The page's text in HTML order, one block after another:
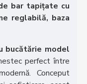
bar tapițate cu
reglabilă, baza
bucătărie model
perfect între
Conceput